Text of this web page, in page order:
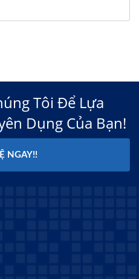
Tôi Để Lựa
Dụng Của Bạn!
NGAY!!